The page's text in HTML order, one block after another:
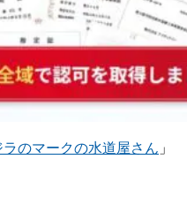
ラのマークの水道屋さん 」